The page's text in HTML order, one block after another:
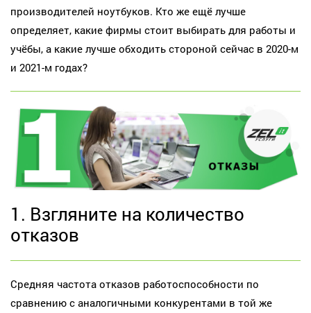
производителей ноутбуков. Кто же ещё лучше
определяет, какие фирмы стоит выбирать для работы и
учёбы, а какие лучше обходить стороной сейчас в 2020-м
и 2021-м годах?
1. Взгляните на количество
отказов
Средняя частота отказов работоспособности по
сравнению с аналогичными конкурентами в той же